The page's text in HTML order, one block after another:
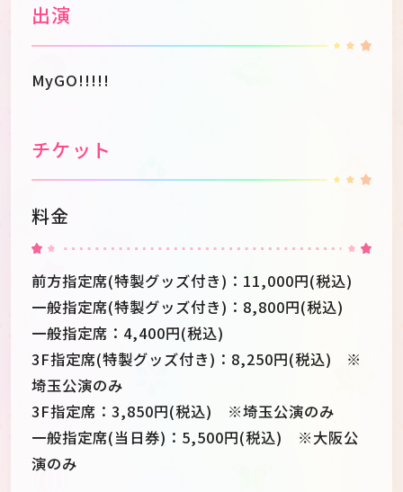
出演
MyGO!!!!!
チケット
料金
前方指定席(特製グッズ付き)：11,000円(税込)
一般指定席(特製グッズ付き)：8,800円(税込)
一般指定席：4,400円(税込)
3F指定席(特製グッズ付き)：8,250円(税込) ※
埼玉公演のみ
3F指定席：3,850円(税込) ※埼玉公演のみ
一般指定席(当日券)：5,500円(税込) ※大阪公
演のみ